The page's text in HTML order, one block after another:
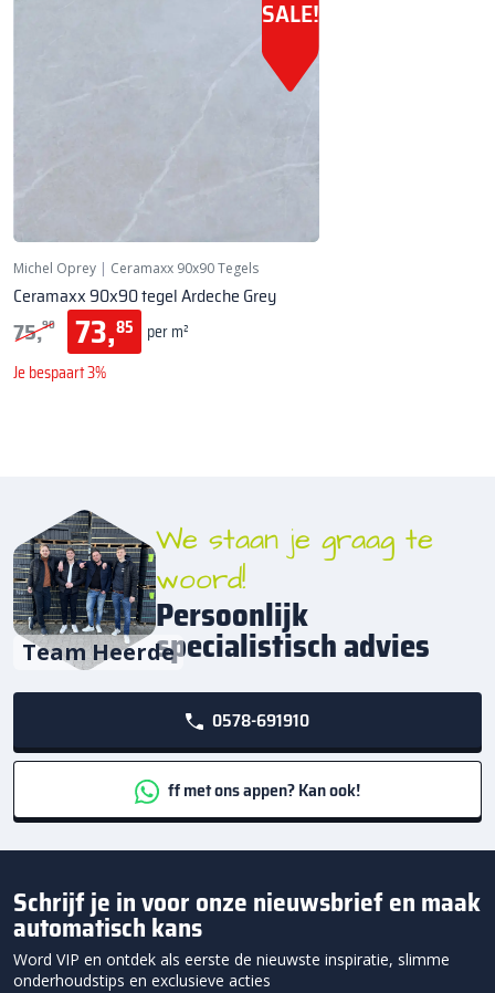
SALE!
Michel Oprey | Ceramaxx 90x90 Tegels
Ceramaxx 90x90 tegel Ardeche Grey
75,90 73,85
per m²
Je bespaart 3%
Team Heerde
We staan je graag te
woord!
Persoonlijk
specialistisch advies
0578-691910
ff met ons appen? Kan ook!
Schrijf je in voor onze nieuwsbrief en maak
automatisch kans
Word VIP en ontdek als eerste de nieuwste inspiratie, slimme
onderhoudstips en exclusieve acties